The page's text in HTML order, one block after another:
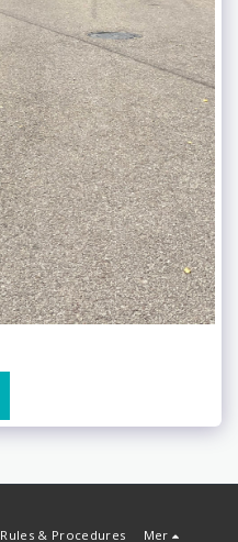
Rules & Procedures Mer